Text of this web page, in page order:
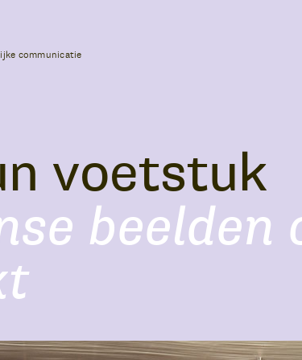
communicatie
voetstuk
beelden